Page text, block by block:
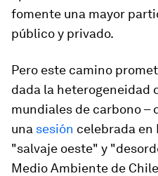
fomente una mayor
público y privado.
Pero este camino
dada la heterogeneidad
mundiales de carbono –
una sesión celebrada en
"salvaje oeste" y
Medio Ambiente de